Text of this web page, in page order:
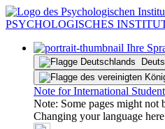
PSYCHOLOGISCHES
Ihre
Note for International
Note: Some pages might
Changing your language here